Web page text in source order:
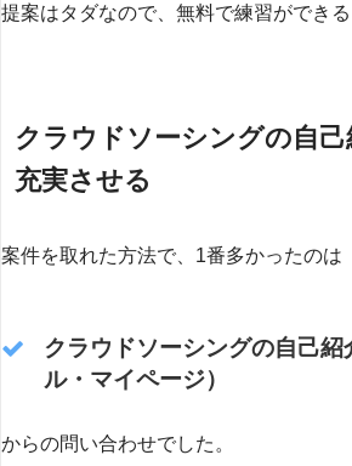
提案はタダなので、無料で練習ができ
クラウドソーシングの自
充実させる
案件を取れた方法で、1番多かったのは
クラウドソーシングの自己紹
ル・マイページ）
からの問い合わせでした。